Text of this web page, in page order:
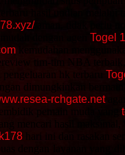
hasil undian melalui
aman, tidak perlu
dengan agenTogel
kemudahan
tim-tim NBA terbaik,
pengeluaran hk terbaru
dimungkinkan
rchgate.net
pemain muda yang
mencari hasil
dengan layanan yang